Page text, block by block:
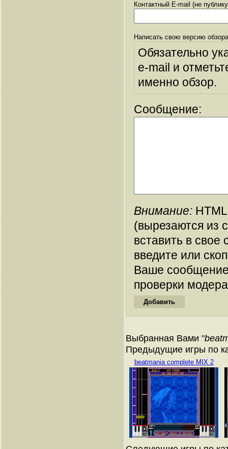
Контактный E-mail (не
Написать свою версию
Обязательно
e-mail и
именно обзор.
Сообщение:
Внимание:
(вырезаются из
вставить в
введите или
Ваше
проверки
Выбранная Вами "
Предыдущие игры по
beatmania complete MIX 2